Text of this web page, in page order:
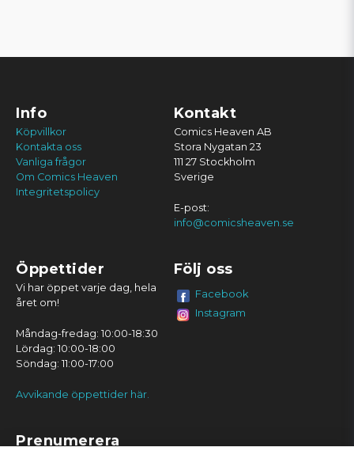
Info
Köpvillkor
Kontakta oss
Vanliga frågor
Om Comics Heaven
Integritetspolicy
Kontakt
Comics Heaven AB
Stora Nygatan 23
111 27 Stockholm
Sverige
E-post:
info@comicsheaven.se
Öppettider
Vi har öppet varje dag, hela
året om!
Måndag-fredag: 10:00-18:30
Lördag: 10:00-18:00
Söndag: 11:00-17:00
Avvikande öppettider här.
Följ oss
Facebook
Instagram
Prenumerera